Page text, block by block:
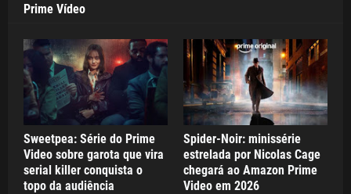
Prime Vídeo
Sweetpea: Série do Prime
Video sobre garota que vira
serial killer conquista o
topo da audiência
Spider-Noir: minissérie
estrelada por Nicolas Cage
chegará ao Amazon Prime
Video em 2026